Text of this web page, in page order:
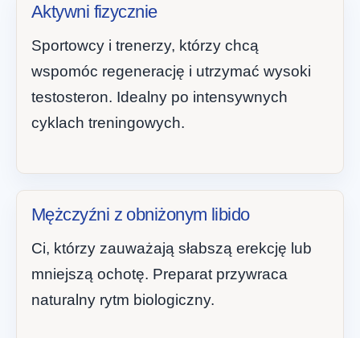
Aktywni fizycznie
Sportowcy i trenerzy, którzy chcą
wspomóc regenerację i utrzymać wysoki
testosteron. Idealny po intensywnych
cyklach treningowych.
Mężczyźni z obniżonym libido
Ci, którzy zauważają słabszą erekcję lub
mniejszą ochotę. Preparat przywraca
naturalny rytm biologiczny.